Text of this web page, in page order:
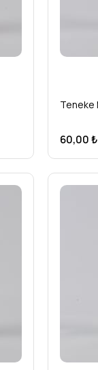
Teneke
60,00 ₺